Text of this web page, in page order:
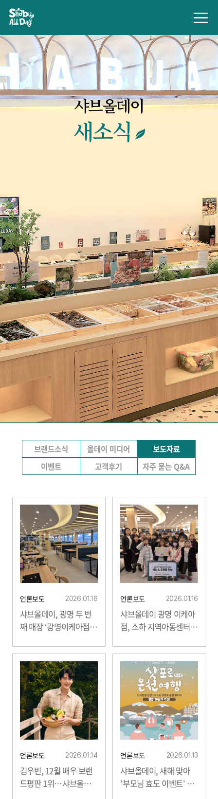
샤브올데이
새소식
브랜드소식 올데이 미디어
보도자료
이벤트
고객후기 자주 묻는 Q&A
언론보도 2026.01.16
샤브올데이, 광명 두 번
째 매장 ‘광명이케아점’
언론보도 2026.01.16
샤브올데이 광명 이케아
점, 소하 지역아동센터
언론보도 2026.01.14
김우빈, 12월 배우 브랜
드평판 1위…샤브올데
언론보도 2026.01.13
샤브올데이, 새해 맞아
'부모님 효도 이벤트' 진